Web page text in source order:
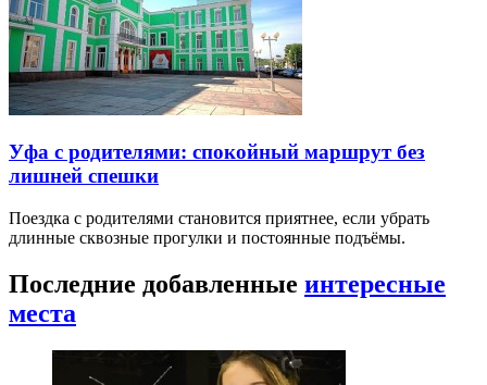
Уфа с родителями: спокойный маршрут без
лишней спешки
Поездка с родителями становится приятнее, если убрать
длинные сквозные прогулки и постоянные подъёмы.
Последние добавленные интересные
места